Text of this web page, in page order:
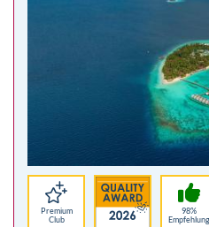
Premium
Club
98%
Empfehlung